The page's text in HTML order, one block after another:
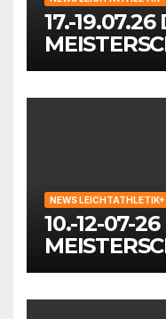
17.-19.07.26
in
NEWS
10.-12-07-